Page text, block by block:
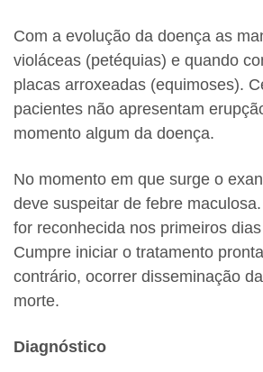
Com a evolução da doença as
violáceas (petéquias) e quando
placas arroxeadas (equimoses).
pacientes não apresentam
momento algum da doença.
No momento em que surge o
deve suspeitar de febre
for reconhecida nos primeiros
Cumpre iniciar o tratamento
contrário, ocorrer disseminação
morte.
Diagnóstico